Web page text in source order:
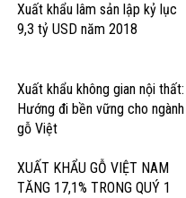
Xuất khẩu lâm sản lập kỷ lục
9,3 tỷ USD năm 2018
Xuất khẩu không gian nội thất:
Hướng đi bền vững cho ngành
gỗ Việt
XUẤT KHẨU GỖ VIỆT NAM
TĂNG 17,1% TRONG QUÝ 1